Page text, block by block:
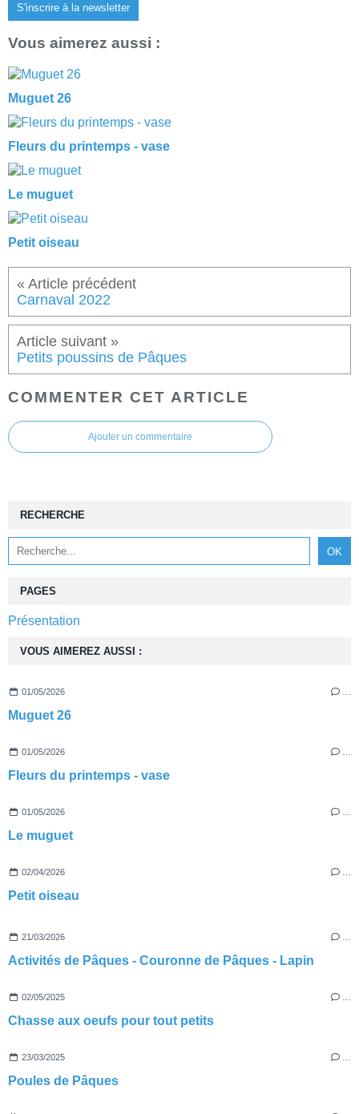
S'inscrire à la newsletter
Vous aimerez aussi :
Muguet 26
Fleurs du printemps - vase
Le muguet
Petit oiseau
Carnaval 2022
Petits poussins de Pâques
COMMENTER CET ARTICLE
Ajouter un commentaire
RECHERCHE
VOUS AIMEREZ AUSSI :
01/05/2026
Muguet 26
01/05/2026
Fleurs du printemps - vase
01/05/2026
Le muguet
02/04/2026
Petit oiseau
21/03/2026
Activités de Pâques - Couronne de Pâques - Lapin
02/05/2025
Chasse aux oeufs pour tout petits
23/03/2025
Poules de Pâques
PAGES
Présentation